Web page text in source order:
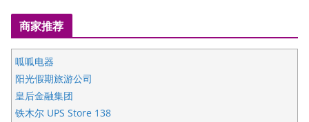
商家推荐
呱呱电器
阳光假期旅游公司
皇后金融集团
铁木尔 UPS Store 138